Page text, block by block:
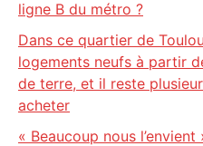
ligne B du métro ?
Dans ce quartier de
logements neufs à partir
de terre, et il reste
acheter
« Beaucoup nous